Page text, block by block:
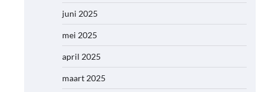
juni 2025
mei 2025
april 2025
maart 2025